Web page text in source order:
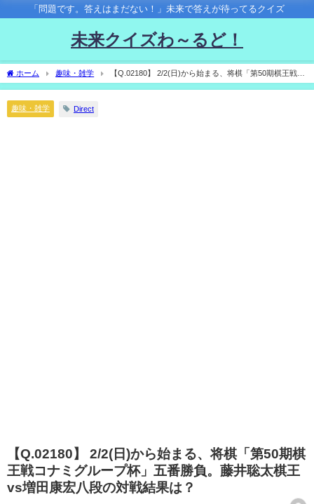
「問題です。答えはまだない！」未来で答えが待ってるクイズ
未来クイズわ～るど！
ホーム 趣味・雑学
【Q.02180】 2/2(日)から始まる、将棋「第50期棋王戦コ
ナミグループ杯」五番勝負。藤井聡太棋王vs増田康宏八段の対戦結果は？
趣味・雑学 Direct
【Q.02180】 2/2(日)から始まる、将棋「第50期棋
王戦コナミグループ杯」五番勝負。藤井聡太棋王
vs増田康宏八段の対戦結果は？